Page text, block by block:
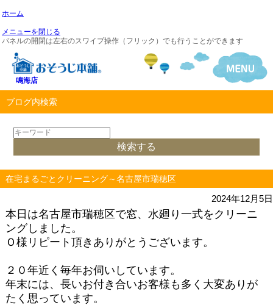
ホーム
メニューを閉じる
パネルの開閉は左右のスワイプ操作（フリック）でも行うことができます
鳴海店
ブログ内検索
在宅まるごとクリーニング～名古屋市瑞穂区
2024年12月5日
本日は名古屋市瑞穂区で窓、水廻り一式をクリーニ
ングしました。
Ｏ様リピート頂きありがとうございます。
２０年近く毎年お伺いしています。
年末には、長いお付き合いお客様も多く大変ありが
たく思っています。